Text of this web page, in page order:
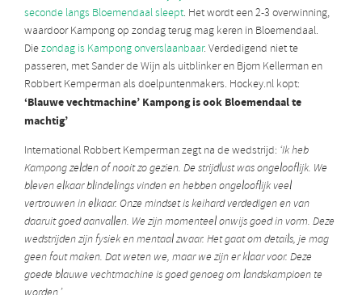
seconde langs Bloemendaal sleept. Het wordt een 2-3 overwinning,
waardoor Kampong op zondag terug mag keren in Bloemendaal.
Diezondag is Kampong onverslaanbaar. Verdedigend niet te
passeren, met Sander de Wijn als uitblinker en Bjorn Kellerman en
Robbert Kemperman als doelpuntenmakers. Hockey.nl kopt:
‘Blauwe vechtmachine’ Kampong is ook Bloemendaal te
machtig’
International Robbert Kemperman zegt na de wedstrijd: ‘Ik heb
Kampong zelden of nooit zo gezien. De strijdlust was ongelooflijk. We
bleven elkaar blindelings vinden en hebben ongelooflijk veel
vertrouwen in elkaar. Onze mindset is keihard verdedigen en van
daaruit goed aanvallen. We zijn momenteel onwijs goed in vorm. Deze
wedstrijden zijn fysiek en mentaal zwaar. Het gaat om details, je mag
geen fout maken. Dat weten we, maar we zijn er klaar voor. Deze
goede blauwe vechtmachine is goed genoeg om landskampioen te